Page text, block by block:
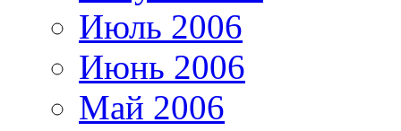
Июль 2006
Июнь 2006
Май 2006